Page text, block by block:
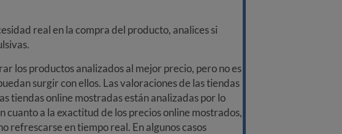
real en la compra del producto, analices si
los productos analizados al mejor precio, pero no es
surgir con ellos. Las valoraciones de las tiendas
tiendas online mostradas están analizadas por lo
a la exactitud de los precios online mostrados,
refrescarse en tiempo real. En algunos casos